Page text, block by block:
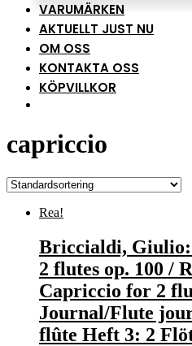
VARUMÄRKEN
AKTUELLT JUST NU
OM OSS
KONTAKTA OSS
KÖPVILLKOR
capriccio
Rea!
Briccialdi,
2 flutes op. 100 /
Capriccio for 2
Journal/Flute
flûte Heft 3: 2